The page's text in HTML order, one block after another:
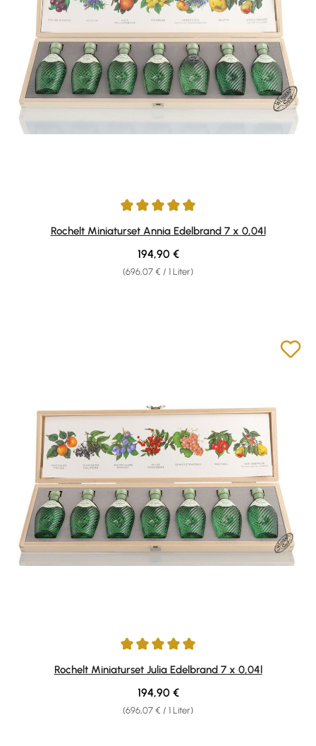
Durchschnittliche Bewertung von 5 von 5 Sternen
Rochelt Miniaturset Annia Edelbrand 7 x 0,04l
(696,07 € / 1 Liter)
Regulärer Preis:
194,90 €
Durchschnittliche Bewertung von 5 von 5 Sternen
Rochelt Miniaturset Julia Edelbrand 7 x 0,04l
(696,07 € / 1 Liter)
Regulärer Preis:
194,90 €